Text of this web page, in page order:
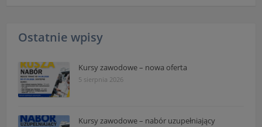
Ostatnie wpisy
Kursy zawodowe – nowa oferta
5 sierpnia 2026
Kursy zawodowe – nabór uzupełniający